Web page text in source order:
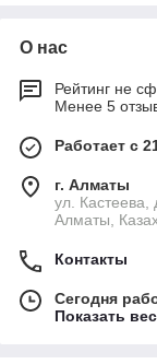
О нас
Рейтинг не
Менее 5
Работает с
г. Алматы
ул.
Алматы,
Контакты
Сегодня
Показать